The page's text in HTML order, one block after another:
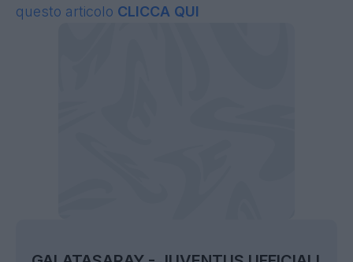
questo articolo CLICCA QUI